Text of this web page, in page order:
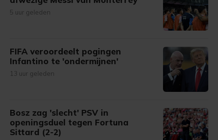
5 uur geleden
FIFA veroordeelt pogingen
Infantino te 'ondermijnen'
13 uur geleden
Bosz zag 'slecht' PSV in
openingsduel tegen Fortuna
Sittard (2-2)